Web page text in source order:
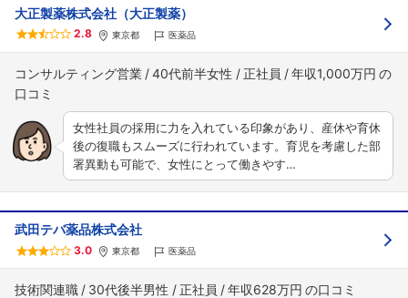
大正製薬株式会社（大正製薬）
2.8 東京都 医薬品
コンサルティング営業 40代前半女性 正社員 年収1,000万円
女性社員の採用に力を入れている印象があり、産休や育休
後の復職もスムーズに行われています。育児を考慮した部
署異動も可能で、女性にとって働きやす…
武田テバ薬品株式会社
3.0 東京都 医薬品
技術関連職 30代後半男性 正社員 年収628万円